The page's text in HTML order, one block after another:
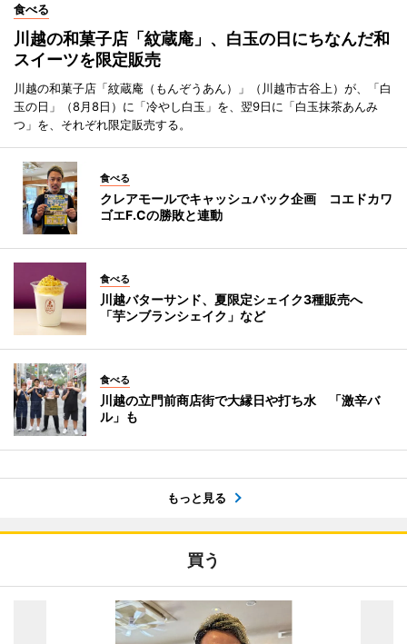
食べる
川越の和菓子店「紋蔵庵」、白玉の日にちなんだ和
スイーツを限定販売
川越の和菓子店「紋蔵庵（もんぞうあん）」（川越市古谷上）が、「白
玉の日」（8月8日）に「冷やし白玉」を、翌9日に「白玉抹茶あんみ
つ」を、それぞれ限定販売する。
食べる
クレアモールでキャッシュバック企画 コエドカワ
ゴエF.Cの勝敗と連動
食べる
川越バターサンド、夏限定シェイク3種販売へ
「芋ンブランシェイク」など
食べる
川越の立門前商店街で大縁日や打ち水 「激辛バ
ル」も
もっと見る
買う